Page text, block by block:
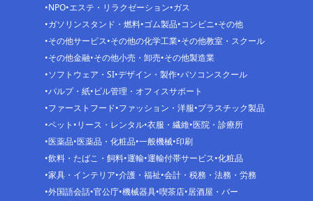
NPO エステ・リラクゼーション ガス
ガソリンスタンド・燃料 ゴム製品 コンビニ その他
その他サービス その他の化学工業 その他教室・スクール
その他金融 その他小売・卸売 その他製造業
ソフトウェア・SI デザイン・製作 パソコンスクール
パルプ・紙 ビル管理・オフィスサポート
ファーストフード ファッション・洋服 プラスチック製品
ペット リース・レンタル 衣服・繊維 医院・診療所
医薬品 医薬品・化粧品 一般機械 印刷
飲料・たばこ・飼料 運輸 運輸付帯サービス 化粧品
家具・インテリア 介護・福祉 会計・税務・法務・労務
外国語会話 官公庁 機械器具 喫茶店 居酒屋・バー